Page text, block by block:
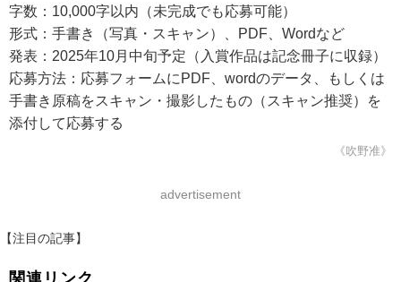
字数：10,000字以内（未完成でも応募可能）
形式：手書き（写真・スキャン）、PDF、Wordなど
発表：2025年10月中旬予定（入賞作品は記念冊子に収録）
応募方法：応募フォームにPDF、wordのデータ、もしくは
手書き原稿をスキャン・撮影したもの（スキャン推奨）を
添付して応募する
《吹野准》
advertisement
【注目の記事】
関連リンク